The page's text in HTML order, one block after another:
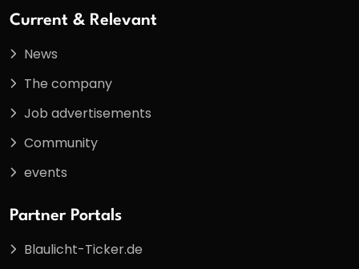
Current & Relevant
News
The company
Job advertisements
Community
events
Partner Portals
Blaulicht-Ticker.de